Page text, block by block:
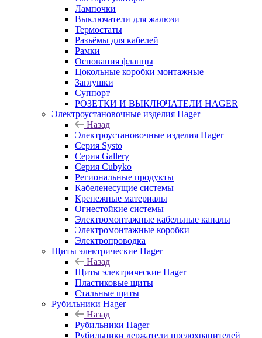
Лампочки
Выключатели для жалюзи
Термостаты
Разъёмы для кабелей
Рамки
Основания фланцы
Цокольные коробки монтажные
Заглушки
Суппорт
РОЗЕТКИ И ВЫКЛЮЧАТЕЛИ HAGER
Электроустановочные изделия Hager
Назад
Электроустановочные изделия Hager
Серия Systo
Серия Gallery
Серия Cubyko
Региональные продукты
Кабеленесущие системы
Крепежные материалы
Огнестойкие системы
Электромонтажные кабельные каналы
Электромонтажные коробки
Электропроводка
Щиты электрические Hager
Назад
Щиты электрические Hager
Пластиковые щиты
Стальные щиты
Рубильники Hager
Назад
Рубильники Hager
Рубильники держатели предохранителей